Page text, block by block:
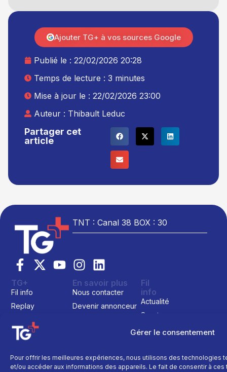
Gérer le consentement
Pour offrir les meilleures expériences, nous utilisons des technologies
et/ou accéder aux informations des appareils. Le fait de consentir à
Partager cet
article
Publié le : 22/02/2026 20:28
Temps de lecture : 3 minutes
Mise à jour le : 22/02/2026 23:00
Auteur : Thibault Leduc
Ajouter TG+ à vos sources Google
TNT : Canal 38 BOX : 30
L’agence
TG+
Fil info
Replay
Programme TV
Le média
En savoir plus
Nous contacter
Devenir annonceur
Politique cookie
Fil
info
Actualité
Sport
Montagne
Faits
divers